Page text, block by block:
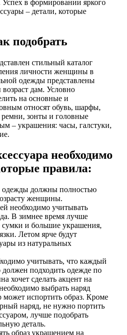
Успех в формировании яркого
– детали, которые
подобрать
стильный каталог
личности женщины в
одежды представлены
дам. Условно
на основные и
относят обувь, шарфы,
ремни, зонты и головные
– украшения: часы, галстуки,
необходимо
правила:
одежды должны полностью
женщины.
необходимо учитывать
В зимнее время лучше
сумки и большие украшения,
Летом ярче будут
из натуральных
учитывать, что каждый
должен подходить одежде по
хочет сделать акцент на
выбрать наряд
испортить образ. Кроме
наряд, не нужно портить
лучше подобрать
деталь.
образ украшением на